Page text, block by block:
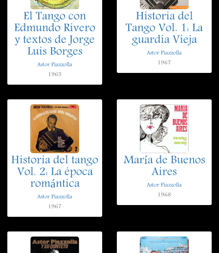
El Tango con
Edmundo Rivero
y textos de Jorge
Luis Borges
Astor Piazzolla
1965
Historia del
Tango Vol. 1: La
guardia Vieja
Astor Piazzolla
1967
Historia del tango
Vol. 2: La época
romántica
Astor Piazzolla
1967
María de Buenos
Aires
Astor Piazzolla
1968